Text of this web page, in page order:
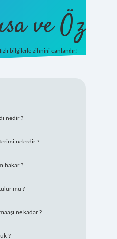
ve Öz
bilgilerle zihnini canlandır!
nedir ?
nelerdir ?
bakar ?
mu ?
ne kadar ?
?